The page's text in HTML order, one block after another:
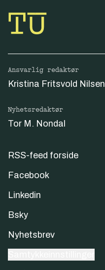
Ansvarlig redaktør
Kristina Fritsvold Nilsen
Nyhetsredaktør
Tor M. Nondal
RSS-feed forside
Facebook
Linkedin
Bsky
Nyhetsbrev